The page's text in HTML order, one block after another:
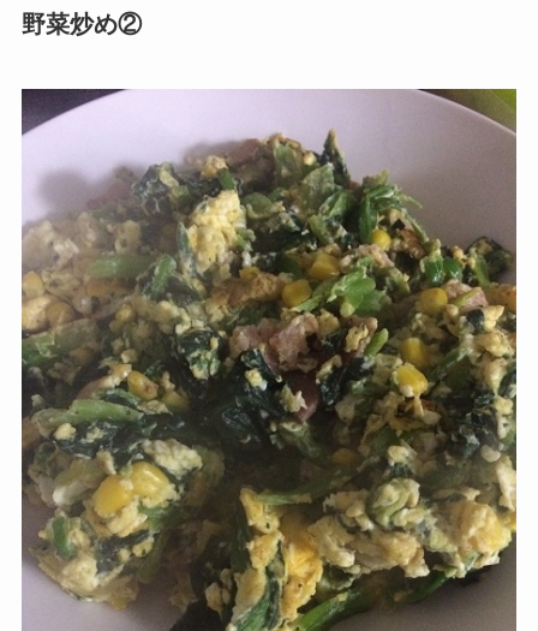
野菜炒め②